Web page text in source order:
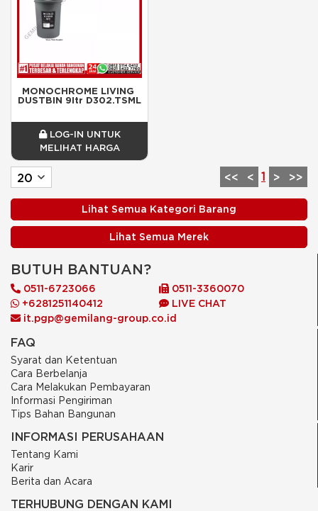
MONOCHROME LIVING
DUSTBIN 9ltr D302.TSML
LOG-IN UNTUK
MELIHAT HARGA
<< < 1 > >>
Lihat Semua Kategori Barang
Lihat Semua Merek
BUTUH BANTUAN?
0511-6723066
0511-3360070
+6281251140412
LIVE CHAT
it.pgp@gemilang-group.co.id
FAQ
Syarat dan Ketentuan
Cara Berbelanja
Cara Melakukan Pembayaran
Informasi Pengiriman
Tips Bahan Bangunan
INFORMASI PERUSAHAAN
Tentang Kami
Karir
Berita dan Acara
TERHUBUNG DENGAN KAMI